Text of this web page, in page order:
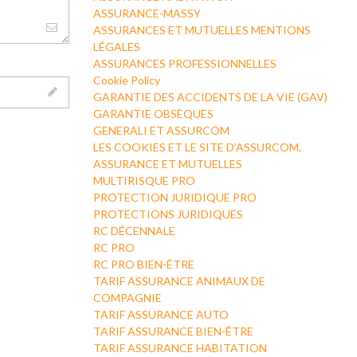
ASSURANCE-MASSY
ASSURANCES ET MUTUELLES MENTIONS
LÉGALES
ASSURANCES PROFESSIONNELLES
Cookie Policy
GARANTIE DES ACCIDENTS DE LA VIE (GAV)
GARANTIE OBSÈQUES
GENERALI ET ASSURCOM
LES COOKIES ET LE SITE D’ASSURCOM,
ASSURANCE ET MUTUELLES
MULTIRISQUE PRO
PROTECTION JURIDIQUE PRO
PROTECTIONS JURIDIQUES
RC DÉCENNALE
RC PRO
RC PRO BIEN-ÊTRE
TARIF ASSURANCE ANIMAUX DE
COMPAGNIE
TARIF ASSURANCE AUTO
TARIF ASSURANCE BIEN-ÊTRE
TARIF ASSURANCE HABITATION